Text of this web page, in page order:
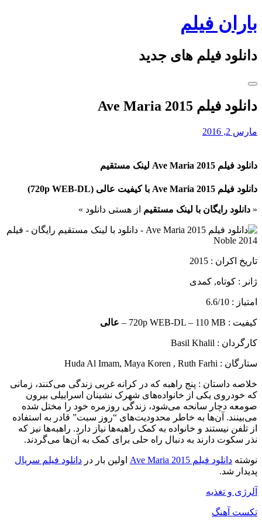
Skip
to
content
باران فیلم
دانلود فیلم های جدید
دانلود فیلم Ave Maria 2015
مارس 2, 2016
دانلود فیلم Ave Maria 2015 لینک مستقیم
دانلود فیلم Ave Maria 2015 با کیفیت عالی (720p WEB-DL)
« دانلود رایگان با لینک مستقیم از هستی دانلود »
تاریخ اکران : 2015
ژانر : کوتاه, کمدی
امتیاز : 6.6/10
کیفیت : 720p WEB-DL – 110 MB – عالی
کارگردان : Basil Khalil
ستارگان : Huda Al Imam, Maya Koren , Ruth Farhi
خلاصه داستان : پنج راهبه که در کرانه غربی زندگی می‌کنند، زمانی
که خودروی یکی از خانواده‌های شهرک نشینان اسراییلی بیرون
صومعه دچار سانحه می‌شود، زندگی روزمره خود را مختل شده
می‌بینند. آن‌ها به خاطر محدودیت‌های “روز سبت” قادر به استفاده
از تلفن نیستند و خانواده به کمک راهبه‌ها نیاز دارد. راهبه‌ها نیز که
نذر سکوت دارند به دنبال راه حلی برای کمک به آن‌ها می‌گردند.
نوشته دانلود فیلم Ave Maria 2015 اولین بار در دانلود فیلم سریال
پدیدار شد.
آلرژی و تغذیه
تکست آهنگ